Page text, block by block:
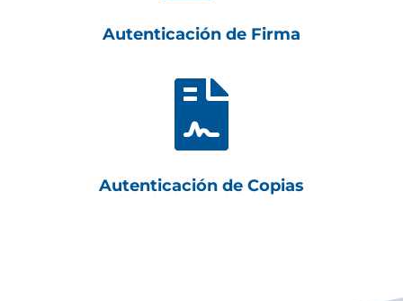
Autenticación de Firma

Autenticación de Copias